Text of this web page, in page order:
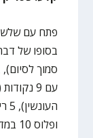
פתח עם
בסופו של
סמוך
ופלוס 10 במדד הפלוס-מינוס ב-24 דקות.